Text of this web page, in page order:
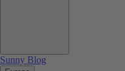
Sunny Blog